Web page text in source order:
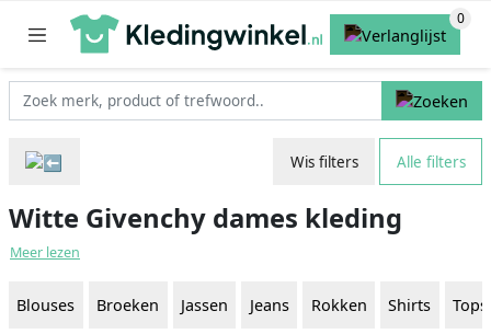
Wis filters Alle filters
Witte Givenchy dames kleding
Meer lezen
Blouses Broeken Jassen Jeans Rokken Shirts Tops